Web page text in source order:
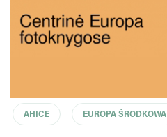
AHICE EUROPA ŚRODKOWA